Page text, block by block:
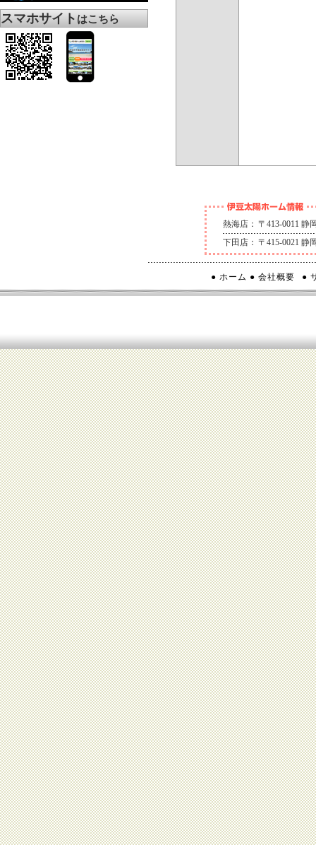
スマホサイトはこちら
熱海店： 〒413-0011 静
下田店： 〒415-0021 静
● ホーム ● 会社概要 ●